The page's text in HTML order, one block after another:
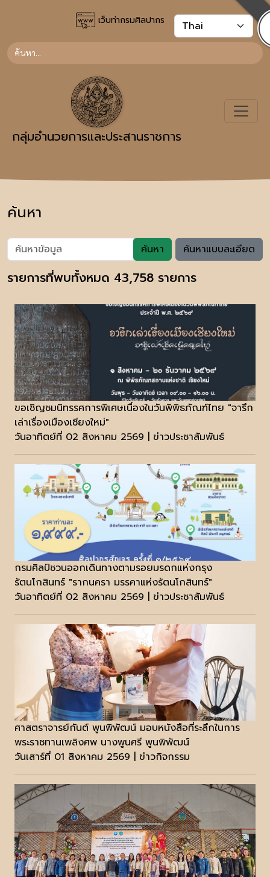
เว็บท่ากรมศิลปากร
กลุ่มอำนวยการและประสานราชการ
ค้นหา
ค้นหา ค้นหาแบบละเอียด
รายการที่พบทั้งหมด 43,758 รายการ
ขอเชิญชมนิทรรศการพิเศษเนื่องในวันพิพิธภัณฑ์ไทย "จารึก
เล่าเรื่องเมืองเชียงใหม่"
วันอาทิตย์ที่ 02 สิงหาคม 2569 | ข่าวประชาสัมพันธ์
กรมศิลป์ชวนออกเดินทางตามรอยมรดกแห่งกรุง
รัตนโกสินทร์ "รากนครา มรรคาแห่งรัตนโกสินทร์"
วันอาทิตย์ที่ 02 สิงหาคม 2569 | ข่าวประชาสัมพันธ์
ศาสตราจารย์กันต์ พูนพิพัฒน์ มอบหนังสือที่ระลึกในการ
พระราชทานเพลิงศพ นางพูนศรี พูนพิพัฒน์
วันเสาร์ที่ 01 สิงหาคม 2569 | ข่าวกิจกรรม